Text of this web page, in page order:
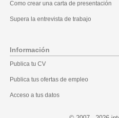
Como crear una carta de presentación
Supera la entrevista de trabajo
Información
Publica tu CV
Publica tus ofertas de empleo
Acceso a tus datos